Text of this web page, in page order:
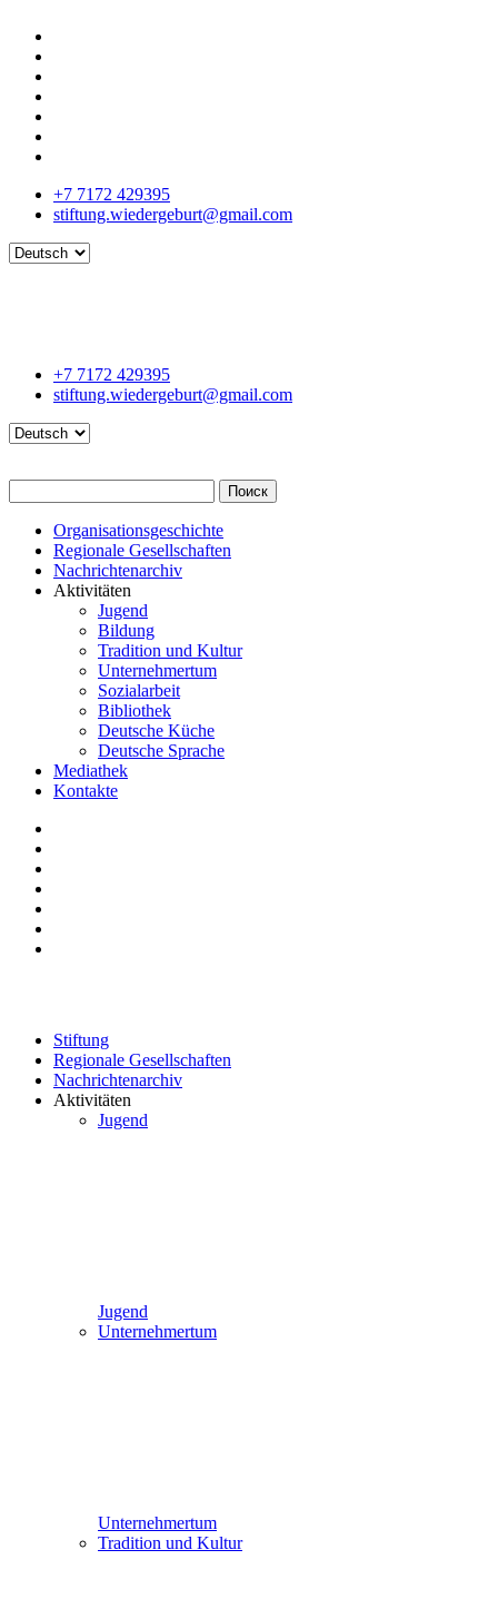
+7 7172 429395
stiftung.wiedergeburt@gmail.com
Language
+7 7172 429395
stiftung.wiedergeburt@gmail.com
Language
Поиск
Organisationsgeschichte
Regionale Gesellschaften
Nachrichtenarchiv
Aktivitäten
Jugend
Bildung
Tradition und Kultur
Unternehmertum
Sozialarbeit
Bibliothek
Deutsche Küche
Deutsche Sprache
Mediathek
Kontakte
Stiftung
Regionale Gesellschaften
Nachrichtenarchiv
Aktivitäten
Jugend
Jugend
Unternehmertum
Unternehmertum
Tradition und Kultur